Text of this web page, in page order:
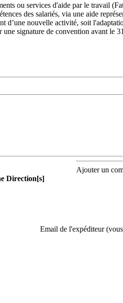
ou services d'aide par le travail
des salariés, via une aide
nouvelle activité, soit
signature de convention avant le
Ajouter un
Direction[s]
Email de l'expéditeur